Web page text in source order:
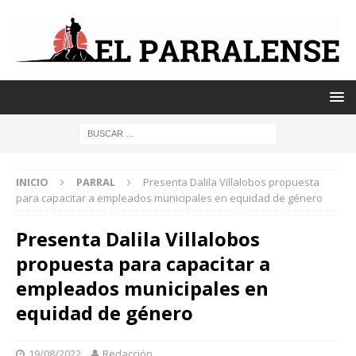
INICIO PARRAL
Presenta Dalila Villalobos propuesta
para capacitar a empleados municipales en equidad de género
Presenta Dalila Villalobos
propuesta para capacitar a
empleados municipales en
equidad de género